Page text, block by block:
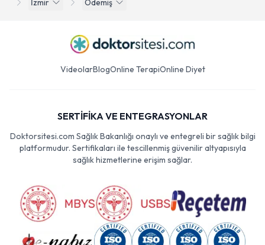
İzmir
Ödemiş
VideolarBlogOnline TerapiOnline Diyet
SERTİFİKA VE ENTEGRASYONLAR
Doktorsitesi.com Sağlık Bakanlığı onaylı ve entegreli bir sağlık bilgi
platformudur. Sertifikaları ile tescillenmiş güvenilir altyapısıyla
sağlık hizmetlerine erişim sağlar.